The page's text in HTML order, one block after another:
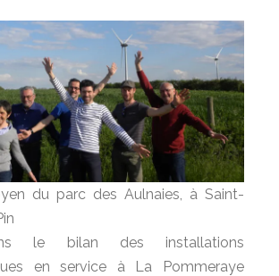
du parc des Aulnaies, à Saint-
le bilan des installations
en service à La Pommeraye